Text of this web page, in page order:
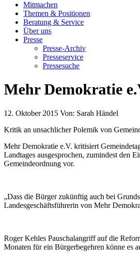
Mitmachen
Themen & Positionen
Beratung & Service
Über uns
Presse
Presse-Archiv
Presseservice
Pressesuche
Mehr Demokratie
12. Oktober 2015 Von: Sarah Händel
Kritik an unsachlicher Polemik von
Mehr Demokratie e.V. kritisiert
Landtages ausgesprochen, zumindest den
Gemeindeordnung vor.
„Dass die Bürger zukünftig auch bei
Landesgeschäftsführerin von Mehr
Roger Kehles Pauschalangriff auf die
Monaten für ein Bürgerbegehren könne es